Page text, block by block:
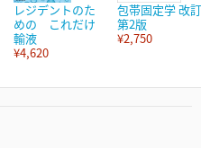
レジデントのた
めの これだけ
輸液
¥4,620
包帯固定学 改訂
第2版
¥2,750